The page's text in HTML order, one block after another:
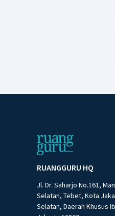
RUANGGURU HQ
Jl. Dr. Saharjo No.161,
Selatan, Tebet, Kota
Selatan, Daerah Khusus